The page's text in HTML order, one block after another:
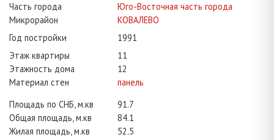
Часть города
Юго-Восточная часть города
Микрорайон
КОВАЛЕВО
Год постройки
1991
Этаж квартиры
11
Этажность дома
12
Материал стен
панель
Площадь по СНБ, м.кв
91.7
Общая площадь, м.кв
84.1
Жилая площадь, м.кв
52.5